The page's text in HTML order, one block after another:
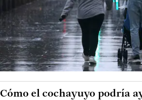
Cómo el cochayuyo podría